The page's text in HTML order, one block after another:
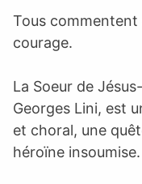
Tous commentent
courage.
La Soeur de
Georges Lini, est
et choral, une
héroïne insoumise.